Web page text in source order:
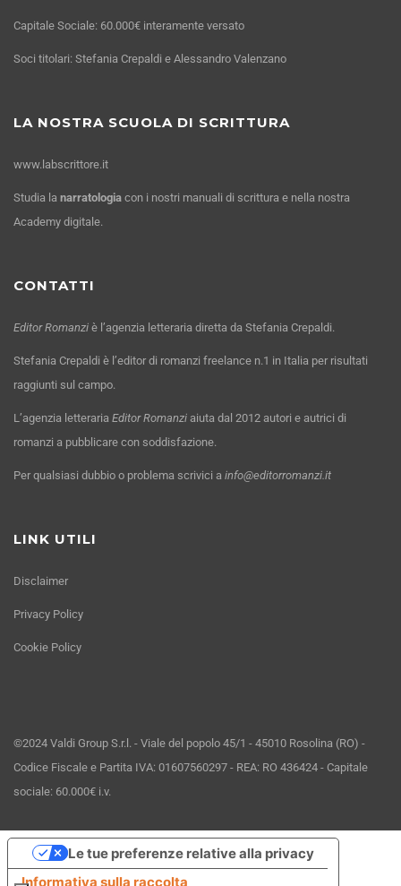
Capitale Sociale: 60.000€ interamente versato
Soci titolari: Stefania Crepaldi e Alessandro Valenzano
LA NOSTRA SCUOLA DI SCRITTURA
www.labscrittore.it
Studia la narratologia con i nostri manuali di scrittura e nella nostra
Academy digitale.
CONTATTI
Editor Romanzi è l’agenzia letteraria diretta da Stefania Crepaldi.
Stefania Crepaldi è l’editor di romanzi freelance n.1 in Italia per risultati
raggiunti sul campo.
L’agenzia letteraria Editor Romanzi aiuta dal 2012 autori e autrici di
romanzi a pubblicare con soddisfazione.
Per qualsiasi dubbio o problema scrivici a info@editorromanzi.it
LINK UTILI
Disclaimer
Privacy Policy
Cookie Policy
©2024 Valdi Group S.r.l. - Viale del popolo 45/1 - 45010 Rosolina (RO) -
Codice Fiscale e Partita IVA: 01607560297 - REA: RO 436424 - Capitale
sociale: 60.000€ i.v.
Informativa sulla raccolta
Le tue preferenze relative alla privacy